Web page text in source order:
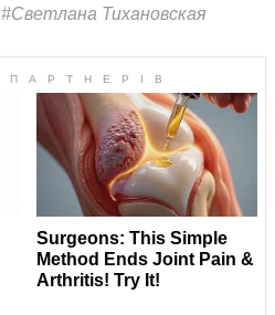
#Светлана Тихановская